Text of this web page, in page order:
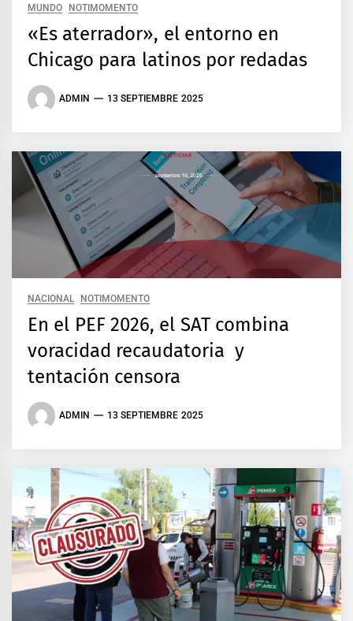
MUNDO NOTIMOMENTO
«Es aterrador», el entorno en
Chicago para latinos por redadas
ADMIN 13 SEPTIEMBRE 2025
NACIONAL NOTIMOMENTO
En el PEF 2026, el SAT combina
voracidad recaudatoria y
tentación censora
ADMIN 13 SEPTIEMBRE 2025